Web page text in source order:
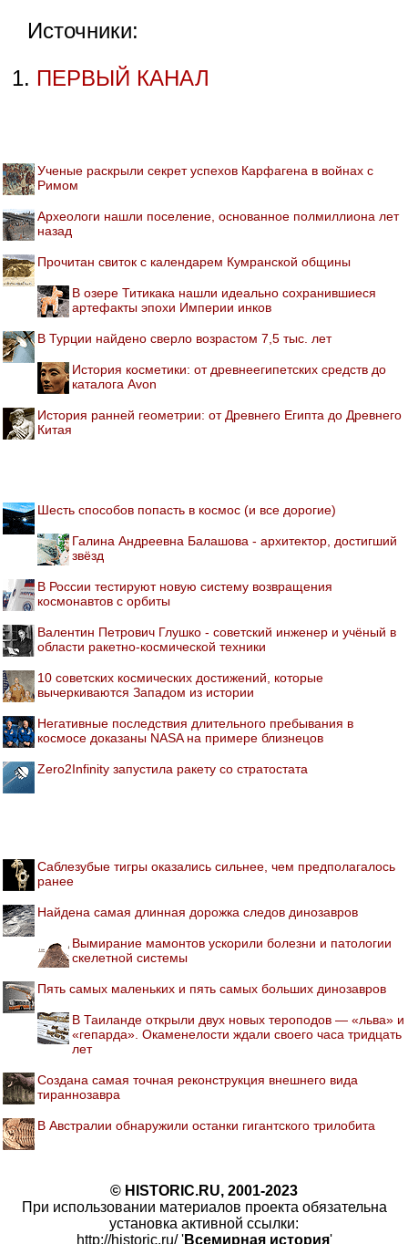
Источники:
ПЕРВЫЙ КАНАЛ
Ученые раскрыли секрет успехов Карфагена в войнах с
Римом
Археологи нашли поселение, основанное полмиллиона лет
назад
Прочитан свиток с календарем Кумранской общины
В озере Титикака нашли идеально сохранившиеся
артефакты эпохи Империи инков
В Турции найдено сверло возрастом 7,5 тыс. лет
История косметики: от древнеегипетских средств до
каталога Avon
История ранней геометрии: от Древнего Египта до Древнего
Китая
Шесть способов попасть в космос (и все дорогие)
Галина Андреевна Балашова - архитектор, достигший
звёзд
В России тестируют новую систему возвращения
космонавтов с орбиты
Валентин Петрович Глушко - советский инженер и учёный в
области ракетно-космической техники
10 советских космических достижений, которые
вычеркиваются Западом из истории
Негативные последствия длительного пребывания в
космосе доказаны NASA на примере близнецов
Zero2Infinity запустила ракету со стратостата
Саблезубые тигры оказались сильнее, чем предполагалось
ранее
Найдена самая длинная дорожка следов динозавров
Вымирание мамонтов ускорили болезни и патологии
скелетной системы
Пять самых маленьких и пять самых больших динозавров
В Таиланде открыли двух новых тероподов — «льва» и
«гепарда». Окаменелости ждали своего часа тридцать
лет
Создана самая точная реконструкция внешнего вида
тираннозавра
В Австралии обнаружили останки гигантского трилобита
© HISTORIC.RU, 2001-2023
При использовании материалов проекта обязательна
установка активной ссылки:
http://historic.ru/ 'Всемирная история'